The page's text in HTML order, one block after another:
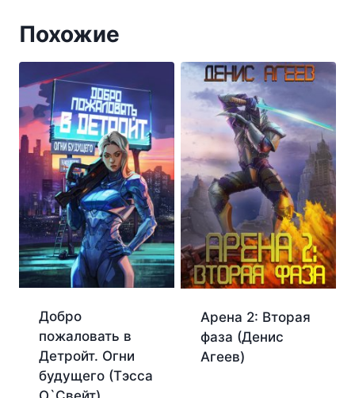
Похожие
Добро
пожаловать в
Детройт. Огни
будущего (Тэсса
Арена 2: Вторая
фаза (Денис
Агеев)